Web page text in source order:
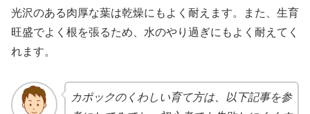
光沢のある肉厚な葉は乾燥にもよく耐えます。また、生育
旺盛でよく根を張るため、水のやり過ぎにもよく耐えてく
れます。
カポックのくわしい育て方は、以下記事を参